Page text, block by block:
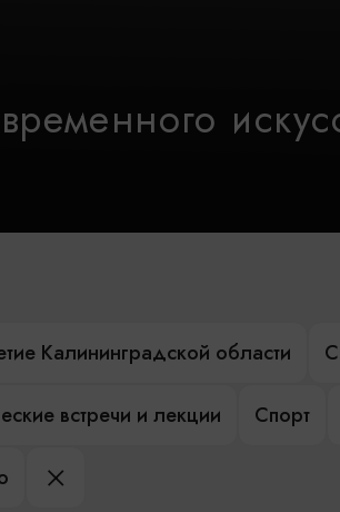
Калининградской области
встречи и лекции Спорт